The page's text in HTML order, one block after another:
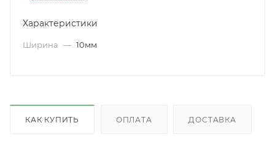
Характеристики
Ширина — 10мм
КАК КУПИТЬ ОПЛАТА ДОСТАВКА